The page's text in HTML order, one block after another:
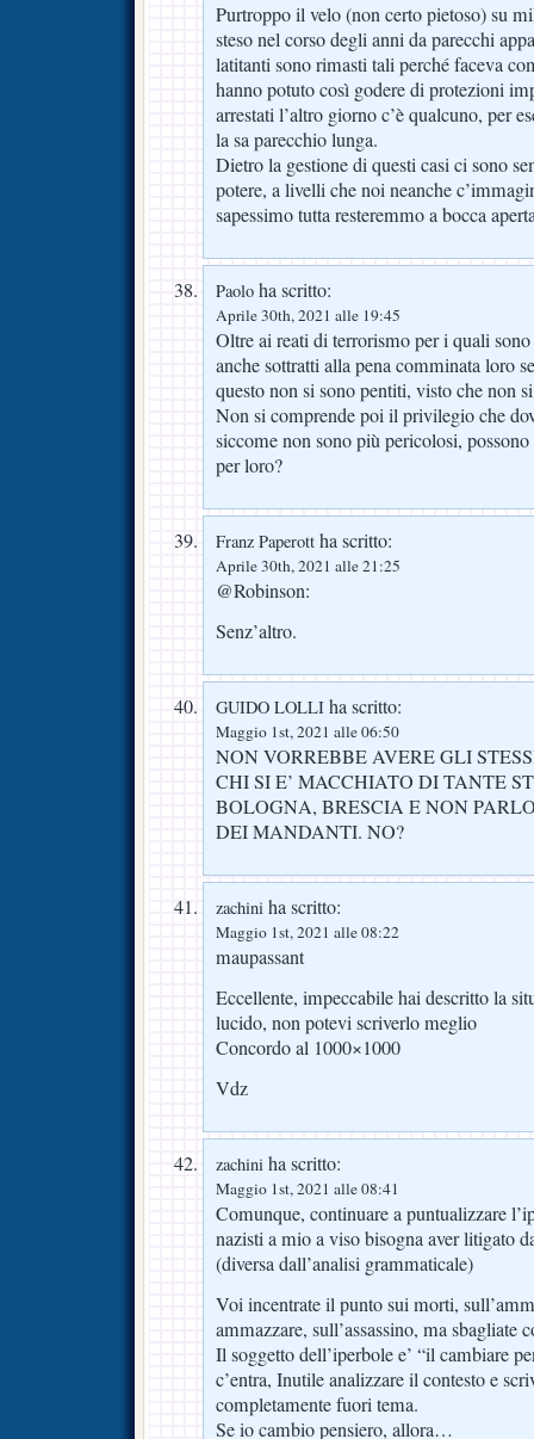
Purtroppo il velo (non certo pietoso) su
steso nel corso degli anni da parecchi
latitanti sono rimasti tali perché faceva
hanno potuto così godere di protezioni
arrestati l’altro giorno c’è qualcuno, per
la sa parecchio lunga.
Dietro la gestione di questi casi ci sono
potere, a livelli che noi neanche
sapessimo tutta resteremmo a bocca
Paolo ha scritto:
Aprile 30th, 2021 alle 19:45
Oltre ai reati di terrorismo per i quali
anche sottratti alla pena comminata loro
questo non si sono pentiti, visto che non
Non si comprende poi il privilegio che
siccome non sono più pericolosi,
per loro?
Franz Paperott ha scritto:
Aprile 30th, 2021 alle 21:25
@Robinson:
Senz’altro.
GUIDO LOLLI ha scritto:
Maggio 1st, 2021 alle 06:50
NON VORREBBE AVERE GLI
CHI SI E’ MACCHIATO DI TANTE
BOLOGNA, BRESCIA E NON
DEI MANDANTI. NO?
zachini ha scritto:
Maggio 1st, 2021 alle 08:22
maupassant
Eccellente, impeccabile hai descritto la
lucido, non potevi scriverlo meglio
Concordo al 1000×1000
Vdz
zachini ha scritto:
Maggio 1st, 2021 alle 08:41
Comunque, continuare a puntualizzare
nazisti a mio a viso bisogna aver litigato
(diversa dall’analisi grammaticale)
Voi incentrate il punto sui morti,
ammazzare, sull’assassino, ma sbagliate
Il soggetto dell’iperbole e’ “il cambiare
c’entra, Inutile analizzare il contesto e
completamente fuori tema.
Se io cambio pensiero, allora…